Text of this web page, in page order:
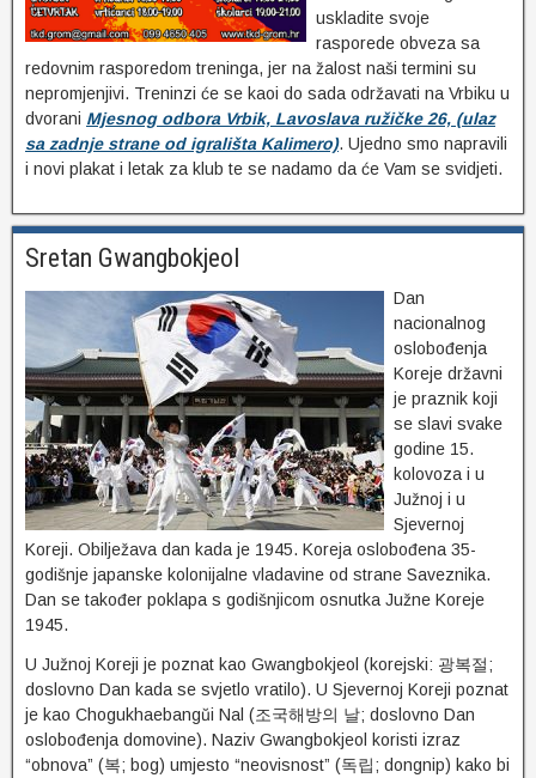
uskladite svoje
rasporede obveza sa
redovnim rasporedom treninga, jer na žalost naši termini su
nepromjenjivi. Treninzi će se kaoi do sada održavati na Vrbiku u
dvorani Mjesnog odbora Vrbik, Lavoslava ružičke 26, (ulaz
sa zadnje strane od igrališta Kalimero). Ujedno smo napravili
i novi plakat i letak za klub te se nadamo da će Vam se svidjeti.
Sretan Gwangbokjeol
Dan
nacionalnog
oslobođenja
Koreje državni
je praznik koji
se slavi svake
godine 15.
kolovoza i u
Južnoj i u
Sjevernoj
Koreji. Obilježava dan kada je 1945. Koreja oslobođena 35-
godišnje japanske kolonijalne vladavine od strane Saveznika.
Dan se također poklapa s godišnjicom osnutka Južne Koreje
1945.
U Južnoj Koreji je poznat kao Gwangbokjeol (korejski: 광복절;
doslovno Dan kada se svjetlo vratilo). U Sjevernoj Koreji poznat
je kao Chogukhaebangŭi Nal (조국해방의 날; doslovno Dan
oslobođenja domovine). Naziv Gwangbokjeol koristi izraz
“obnova” (복; bog) umjesto “neovisnost” (독립; dongnip) kako bi